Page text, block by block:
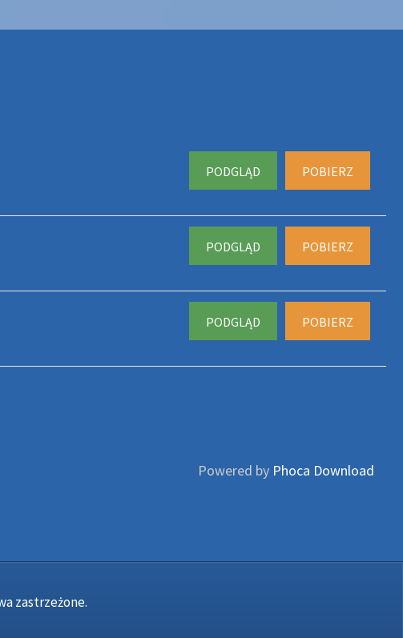
POBIERZ
PODGLĄD
POBIERZ
PODGLĄD
POBIERZ
PODGLĄD
Powered by Phoca Download
zastrzeżone.